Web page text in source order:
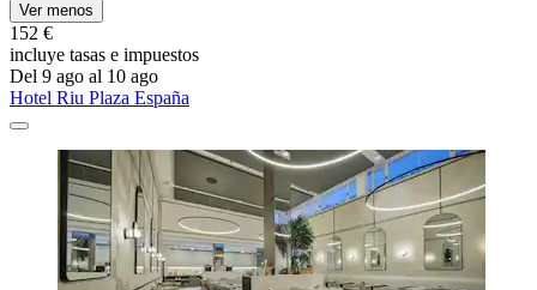
Ver menos
152 €
incluye tasas e impuestos
Del 9 ago al 10 ago
Hotel Riu Plaza España